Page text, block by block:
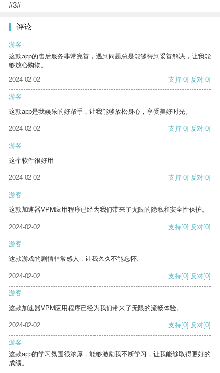
#3#
评论
游客
这款app的售后服务非常完善，遇到问题总是能够得到妥善解决，让我能
够放心购物。
2024-02-02
支持[0] 反对[0]
游客
这款app是我娱乐的好帮手，让我能够放松身心，享受美好时光。
2024-02-02 支持[0] 反对[0]
游客
这个软件很好用
2024-02-02 支持[0] 反对[0]
游客
这款加速器VPM应用程序已经为我们带来了无限的隐私和安全性保护。
2024-02-02 支持[0] 反对[0]
游客
这款游戏的剧情非常感人，让我久久不能忘怀。
2024-02-02 支持[0] 反对[0]
游客
这款加速器VPM应用程序已经为我们带来了无限的流畅体验。
2024-02-02 支持[0] 反对[0]
游客
这款app的学习氛围很浓厚，能够激励我不断学习，让我能够取得更好的
成绩。